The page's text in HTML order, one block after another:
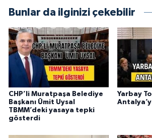
Bunlar da ilginizi çekebilir
CHP’li Muratpaşa Belediye
Başkanı Ümit Uysal
TBMM’deki yasaya tepki
gösterdi
Yarbay